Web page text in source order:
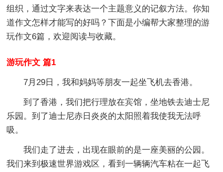
组织，通过文字来表达一个主题意义的记叙方法。你知
道作文怎样才能写的好吗？下面是小编帮大家整理的游
玩作文6篇，欢迎阅读与收藏。
游玩作文 篇1
7月29日，我和妈妈等朋友一起坐飞机去香港。
到了香港，我们把行理放在宾馆，坐地铁去迪士尼
乐园。到了迪士尼赤日炎炎的太阳照着我使我无法呼
吸。
我们走了进去，出现在眼前的是一座美丽的公园。
我们来到极速世界游戏区，看到一辆辆汽车粘在一起飞